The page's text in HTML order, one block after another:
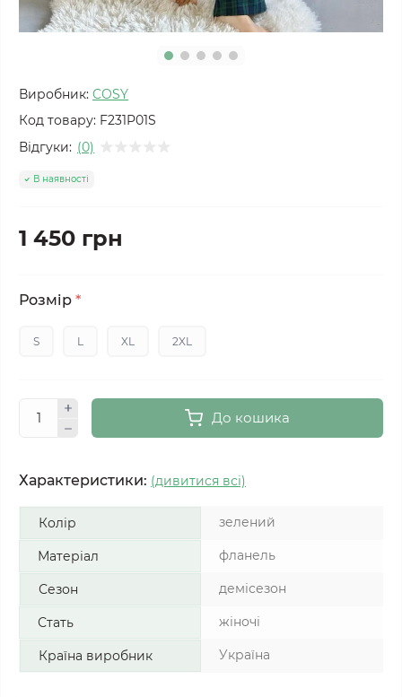
Виробник: COSY
Код товару: F231P01S
Відгуки: (0)
В наявності
1 450 грн
Розмір *
S L XL 2XL
До кошика
Характеристики: (дивитися всі)
Колір зелений
Матеріал фланель
Сезон демісезон
Стать жіночі
Країна виробник Україна